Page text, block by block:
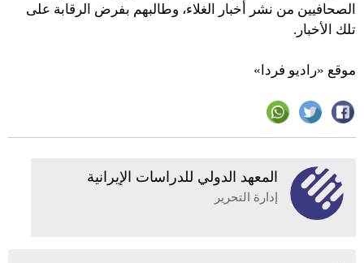
الصحافيين من نشر أخبار الغلاء، وطالبهم بفرض الرقابة على
تلك الأخبار.
موقع «راديو فردا»
المعهد الدولي للدراسات الإيرانية
إدارة التحرير